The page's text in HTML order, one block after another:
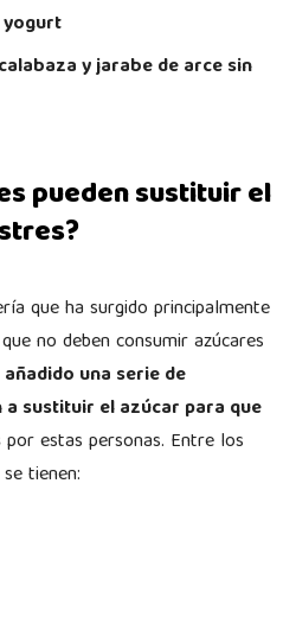
y jarabe de arce sin
pueden sustituir el
que ha surgido principalmente
no deben consumir azúcares
añadido una serie de
sustituir el azúcar para que
por estas personas. Entre los
tienen: